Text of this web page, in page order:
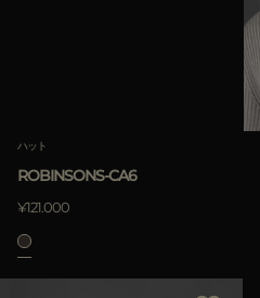
ハット
ROBINSONS-CA6
¥121.000